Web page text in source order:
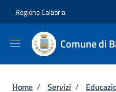
Regione Calabria
Comune di
Briciole di
Home / Servizi /